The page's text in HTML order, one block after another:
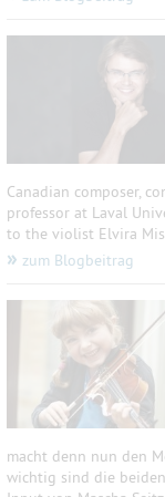
Canadian composer,
professor at Laval
to the violist Elvira
» zum Blogbeitrag
macht denn nun den
wichtig sind die